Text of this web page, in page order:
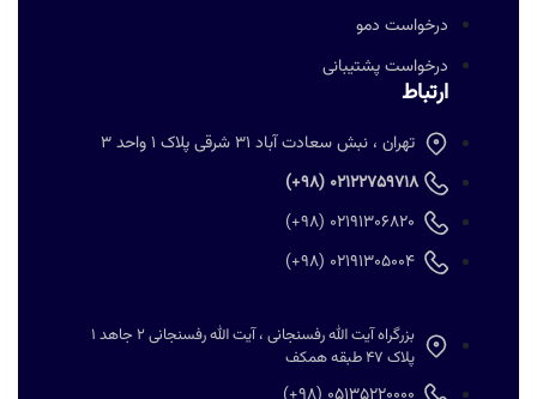
درخواست دمو
درخواست پشتیبانی
ارتباط
تهران ، نبش سعادت آباد 31 شرقی پلاک 1 واحد 3
02122759718 (98+)
02191306820 (98+)
02191305004 (98+)
بزرگراه آیت الله رفسنجانی ، آیت الله رفسنجانی 2 جاهد 1
پلاک 47 طبقه همکف